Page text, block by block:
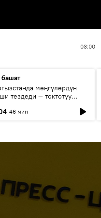
03:00
башат
мөңгүлөрдүн
тездеди — токтотуу
46 мин